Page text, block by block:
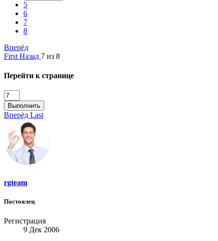
5
6
7
8
Вперёд
First Назад 7 из 8
Перейти к странице
Выполнить
Вперёд Last
rgteam
Постоялец
Регистрация
9 Дек 2006